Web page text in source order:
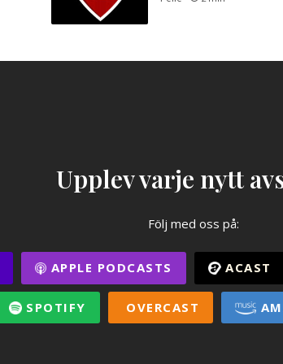
Upplev varje nytt
Följ med oss på:
APPLE PODCASTS ACAST
SPOTIFY OVERCAST